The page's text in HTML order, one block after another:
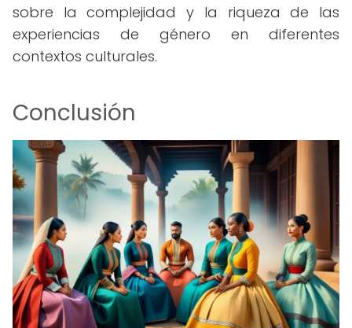
sobre la complejidad y la riqueza de las
experiencias de género en diferentes
contextos culturales.
Conclusión